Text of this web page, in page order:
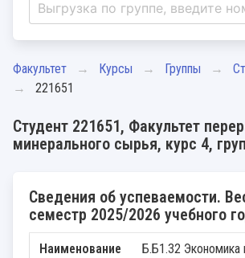
Факультет Курсы Группы
221651
Студент 221651, Факультет
минерального сырья, курс 4,
Сведения об успеваемости.
семестр 2025/2026 учебного
Б.Б1.32